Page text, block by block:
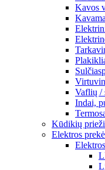
Kavos
Vaflių /
Indai,
Kūdikių
Elektros